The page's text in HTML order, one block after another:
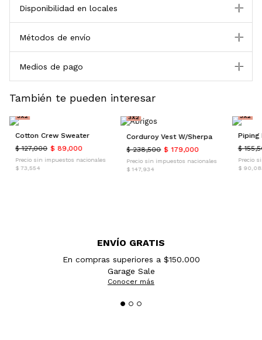
Disponibilidad en locales
Métodos de envío
Medios de pago
También te pueden interesar
3X2
Cotton Crew Sweater
$ 127,000 $ 89,000
Precio sin impuestos nacionales
$ 73,554
3X2
Corduroy Vest W/Sherpa
$ 238,500 $ 179,000
Precio sin impuestos nacionales
$ 147,934
3X2
Piping
$
Precio
$
ENVÍO GRATIS
En compras superiores a $150.000
Garage Sale
Conocer más